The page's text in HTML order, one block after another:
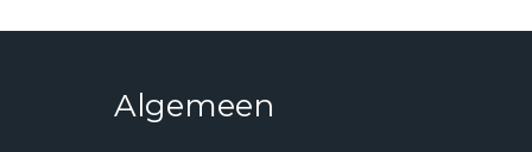
Algemeen